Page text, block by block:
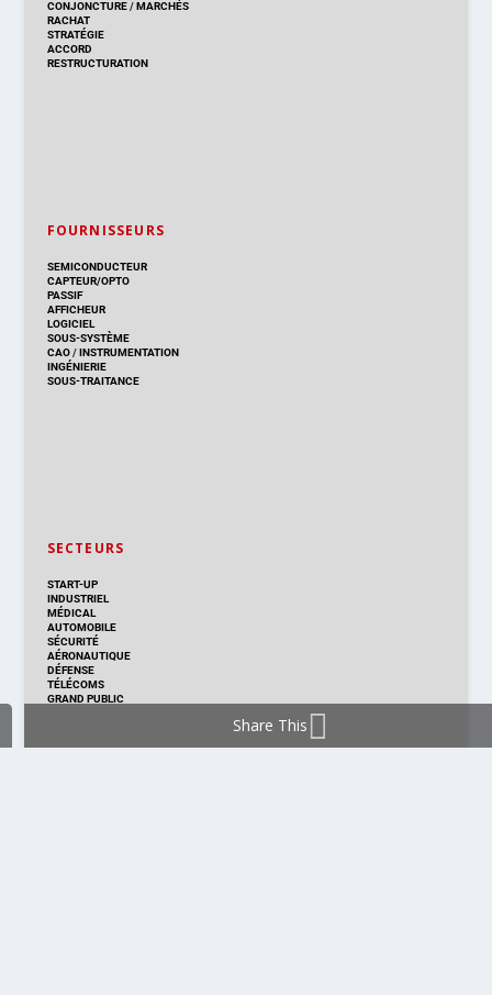
CONJONCTURE/MARCHÉS
RACHAT
STRATÉGIE
ACCORD
RESTRUCTURATION
FOURNISSEURS
SEMICONDUCTEUR
CAPTEUR/OPTO
PASSIF
AFFICHEUR
LOGICIEL
SOUS-SYSTÈME
CAO/INSTRUMENTATION
INGÉNIERIE
SOUS-TRAITANCE
SECTEURS
START-UP
INDUSTRIEL
MÉDICAL
AUTOMOBILE
SÉCURITÉ
AÉRONAUTIQUE
DÉFENSE
TÉLÉCOMS
GRAND PUBLIC
Share This